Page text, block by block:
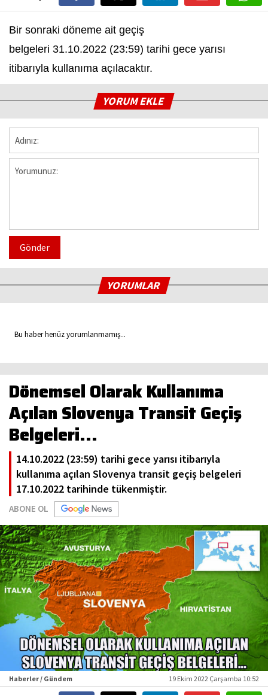
Bir sonraki döneme ait geçiş
belgeleri 31.10.2022 (23:59) tarihi gece yarısı
itibarıyla kullanıma açılacaktır.
YORUM EKLE
Gönder
YORUMLAR
Bu haber henüz yorumlanmamış...
Dönemsel Olarak Kullanıma
Açılan Slovenya Transit Geçiş
Belgeleri…
14.10.2022 (23:59) tarihi gece yarısı itibarıyla
kullanıma açılan Slovenya transit geçiş belgeleri
17.10.2022 tarihinde tükenmiştir.
ABONE OL
Haberler / Gündem 19 Ekim 2022 Çarşamba 10:52